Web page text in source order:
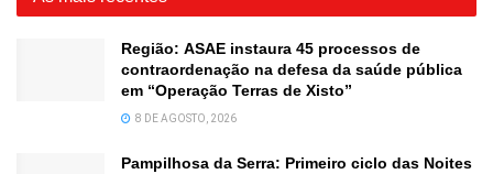
Região: ASAE instaura 45 processos de
contraordenação na defesa da saúde pública
em “Operação Terras de Xisto”
8 DE AGOSTO, 2026
Pampilhosa da Serra: Primeiro ciclo das Noites